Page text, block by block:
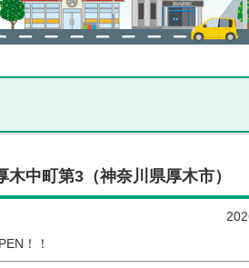
中町第3（神奈川県厚木市）
！！